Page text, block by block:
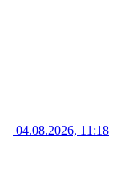
04.08.2026, 11:18